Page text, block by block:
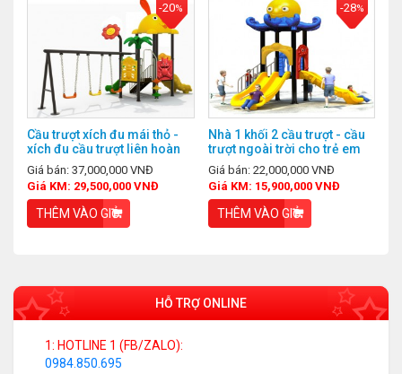
HỖ TRỢ ONLINE
1: HOTLINE 1 (FB/ZALO):
0984.850.695
-20%
Cầu trượt xích đu mái thỏ -
xích đu cầu trượt liên hoàn
Giá bán: 37,000,000 VNĐ
Giá KM: 29,500,000 VNĐ
THÊM VÀO GIỎ
-28%
Nhà 1 khối 2 cầu trượt - cầu
trượt ngoài trời cho trẻ em
Giá bán: 22,000,000 VNĐ
Giá KM: 15,900,000 VNĐ
THÊM VÀO GIỎ